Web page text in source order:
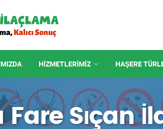
HIZMETLERIMIZ HAŞERE
Fare Sıçan